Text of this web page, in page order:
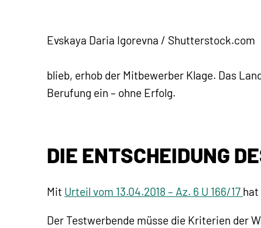
Evskaya Daria Igorevna / Shutterstock.com
blieb, erhob der Mitbewerber Klage. Das
Berufung ein – ohne Erfolg.
DIE ENTSCHEIDUNG
Mit Urteil vom 13.04.2018 – Az. 6 U 166/17 hat
Der Testwerbende müsse die Kriterien der